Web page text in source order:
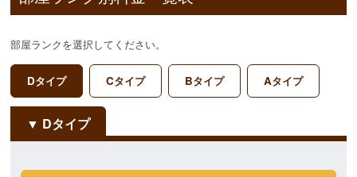
部屋ランクを選択してください。
Dタイプ Cタイプ Bタイプ Aタイプ
Dタイプ